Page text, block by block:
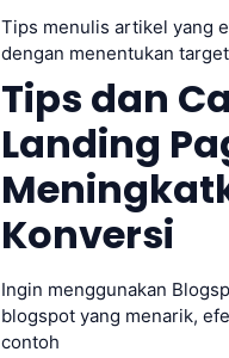
Tips menulis artikel yang
dengan menentukan
Tips dan
Landing
Konversi
Ingin menggunakan
blogspot yang menarik,
contoh